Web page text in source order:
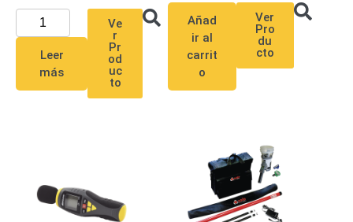
Videograbadoras
Dash
Cams y
Body
Cams
Videoporteros
e
Leer
más
Ve
r
Pr
od
uc
to
Añad
ir al
carrit
o
Ver
Pro
du
cto